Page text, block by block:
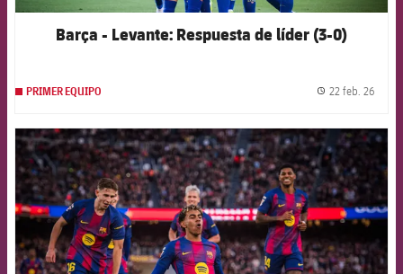
Barça - Levante: Respuesta de líder (3-0)
PRIMER EQUIPO 22 feb. 26
FCB Barcelona badge